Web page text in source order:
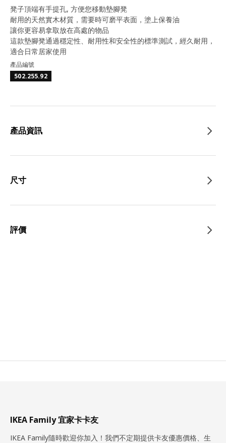
凳子頂端有手提孔, 方便您移動墊腳凳
耐用的天然實木材質，需要時可磨平表面，塗上保養油
讓你更容易拿取放在高處的物品
這款墊腳凳通過穩定性、耐用性和安全性的標準測試，經久耐用，
適合日常居家使用
產品編號
502.255.92
產品資訊
尺寸
評價
IKEA Family 宜家卡卡友
IKEA Family隨時歡迎你加入！我們不定期提供卡友優惠價格、生